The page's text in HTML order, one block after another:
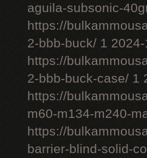
aguila-subsonic-
https://
2-bbb-buck/ 1
https://
2-bbb-buck-case/ 1
https://
m60-m134-m240-
https://
barrier-blind-solid-